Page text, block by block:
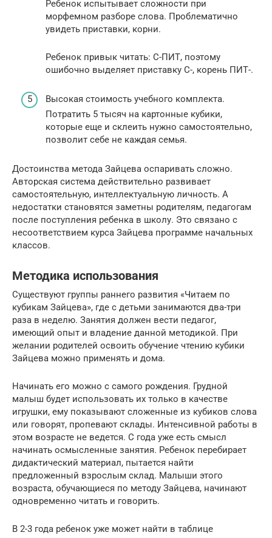
Ребенок испытывает сложности при
морфемном разборе слова. Проблематично
увидеть приставки, корни.
Ребенок привык читать: С-ПИТ, поэтому
ошибочно выделяет приставку С-, корень ПИТ-.
Высокая стоимость учебного комплекта.
Потратить 5 тысяч на картонные кубики,
которые еще и склеить нужно самостоятельно,
позволит себе не каждая семья.
Достоинства метода Зайцева оспаривать сложно.
Авторская система действительно развивает
самостоятельную, интеллектуальную личность. А
недостатки становятся заметны родителям, педагогам
после поступления ребенка в школу. Это связано с
несоответствием курса Зайцева программе начальных
классов.
Методика использования
Существуют группы раннего развития «Читаем по
кубикам Зайцева», где с детьми занимаются два-три
раза в неделю. Занятия должен вести педагог,
имеющий опыт и владение данной методикой. При
желании родителей освоить обучение чтению кубики
Зайцева можно применять и дома.
Начинать его можно с самого рождения. Грудной
малыш будет использовать их только в качестве
игрушки, ему показывают сложенные из кубиков слова
или говорят, пропевают склады. Интенсивной работы в
этом возрасте не ведется. С года уже есть смысл
начинать осмысленные занятия. Ребенок перебирает
дидактический материал, пытается найти
предложенный взрослым склад. Малыши этого
возраста, обучающиеся по методу Зайцева, начинают
одновременно читать и говорить.
В 2-3 года ребенок уже может найти в таблице